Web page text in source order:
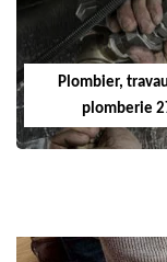
Plombier,
plomberie